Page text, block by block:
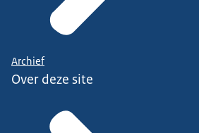
Archief
Over deze site